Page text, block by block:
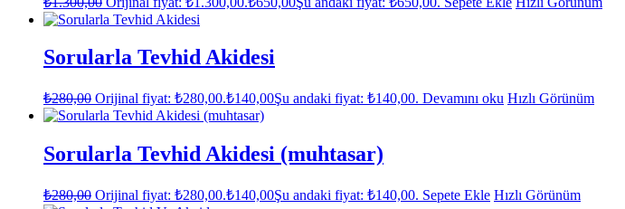
Sorularla Tevhid Akidesi
₺280,00 Orijinal fiyat: ₺280,00.₺140,00Şu andaki fiyat: ₺140,00. Devamını oku Hızlı Görünüm
Sorularla Tevhid Akidesi (muhtasar)
₺280,00 Orijinal fiyat: ₺280,00.₺140,00Şu andaki fiyat: ₺140,00. Sepete Ekle Hızlı Görünüm